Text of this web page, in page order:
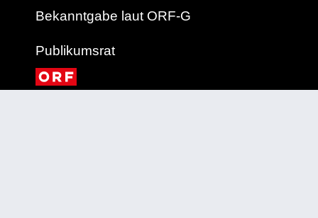
Bekanntgabe laut ORF-G
Publikumsrat